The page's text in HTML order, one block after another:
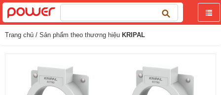
Tìm
kiếm
Trang chủ / Sản phẩm theo thương hiệu KRIPAL